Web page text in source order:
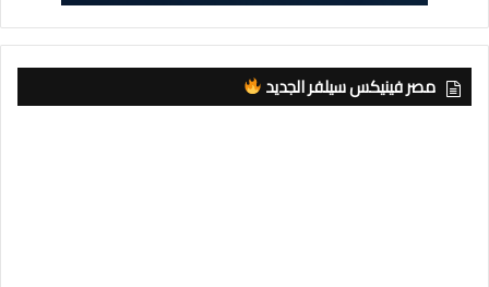
مصر فينيكس سيلفر الجديد